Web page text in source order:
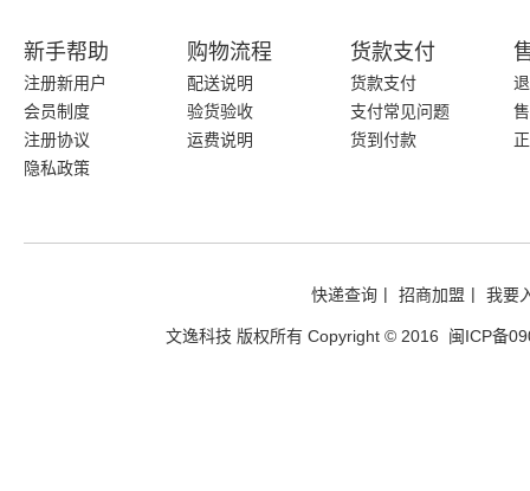
新手帮助
注册新用户
会员制度
注册协议
隐私政策
购物流程
配送说明
验货验收
运费说明
货款支付
货款支付
支付常见问题
货到付款
快递查询 | 招商加盟 | 我要
文逸科技 版权所有 Copyright © 2016 闽ICP备